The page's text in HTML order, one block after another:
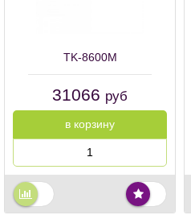
TK-8600M
31066 руб
в корзину